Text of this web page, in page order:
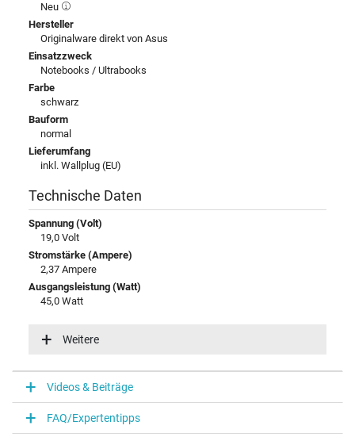
Neu
Hersteller
Originalware direkt von Asus
Einsatzzweck
Notebooks / Ultrabooks
Farbe
schwarz
Bauform
normal
Lieferumfang
inkl. Wallplug (EU)
Technische Daten
Spannung (Volt)
19,0 Volt
Stromstärke (Ampere)
2,37 Ampere
Ausgangsleistung (Watt)
45,0 Watt
100-240V / 50-60Hz
Notebook Stecker
Steckertyp / -form
Weitere
Videos & Beiträge
FAQ/Expertentipps